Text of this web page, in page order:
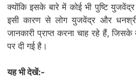
क्योंकि इसके बारे में कोई भी पुष्टि युजवेंद्र
इसी कारण से लोग युजवेंद्र और
जानकारी प्राप्त करना चाह रहे हैं, जिसके
पर दी गई है।
यह भी देखें:-